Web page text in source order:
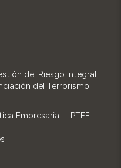
del Riesgo Integral
del Terrorismo
Empresarial – PTEE